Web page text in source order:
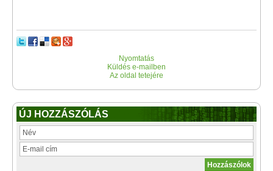
Nyomtatás
Küldés e-mailben
Az oldal tetejére
ÚJ HOZZÁSZÓLÁS